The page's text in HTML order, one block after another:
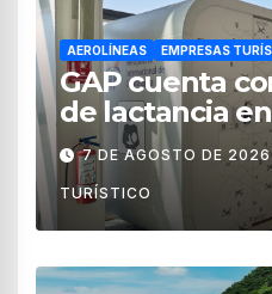
AEROLÍNEAS EMPRESAS
GAP cuenta
de lactancia
de México
7 DE AGOSTO DE
TURÍSTICO